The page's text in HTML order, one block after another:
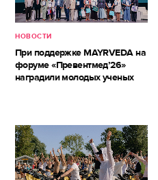
НОВОСТИ
При поддержке MAYRVEDA на
форуме «Превентмед’26»
наградили молодых ученых